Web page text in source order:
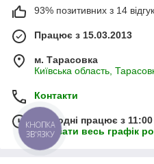
93% позитивних з 14
Працює з 15.03.2013
м. Тарасовка
Київська область,
Контакти
Сьогодні працює з
Показати весь графік
КНОПКА
ЗВ'ЯЗКУ